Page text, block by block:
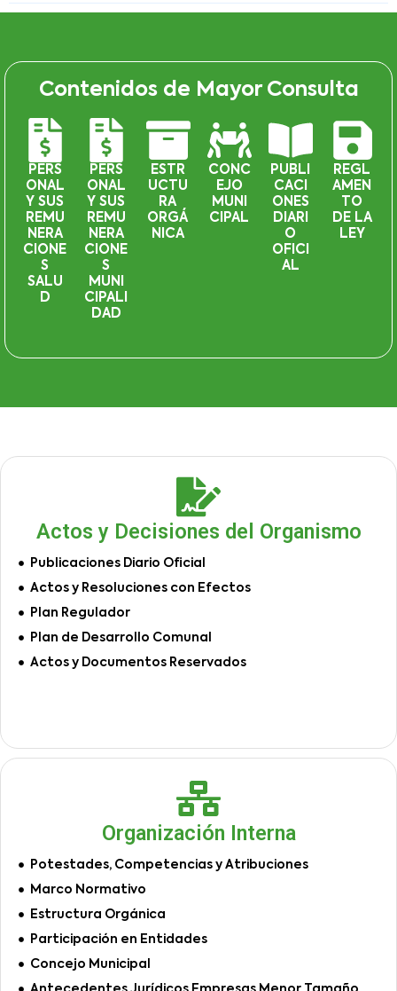
Contenidos de Mayor Consulta
PERS
ONAL
Y SUS
REMU
NERA
CIONE
S
SALU
D
PERS
ONAL
Y SUS
REMU
NERA
CIONE
S
MUNI
CIPALI
DAD
ESTR
UCTU
RA
ORGÁ
NICA
CONC
EJO
MUNI
CIPAL
PUBLI
CACI
ONES
DIARI
O
OFICI
AL
REGL
AMEN
TO
DE LA
LEY
Actos y Decisiones del Organismo
Publicaciones Diario Oficial
Actos y Resoluciones con Efectos
Plan Regulador
Plan de Desarrollo Comunal
Actos y Documentos Reservados
Organización Interna
Potestades, Competencias y Atribuciones
Marco Normativo
Estructura Orgánica
Participación en Entidades
Concejo Municipal